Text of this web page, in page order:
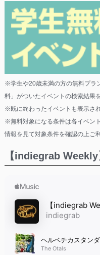
※学生や20歳未満の方の無料プラ
料」がついたイベントの検索結果
※既に終わったイベントも表示され
※無料対象になる条件は各イベン
情報を見て対象条件を確認の上ご
【indiegrab Weekly